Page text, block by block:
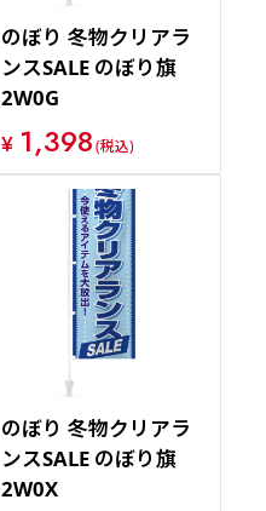
のぼり 冬物クリアラ
ンスSALE のぼり旗
2W0G
¥ 1,398(税込)
のぼり 冬物クリアラ
ンスSALE のぼり旗
2W0X